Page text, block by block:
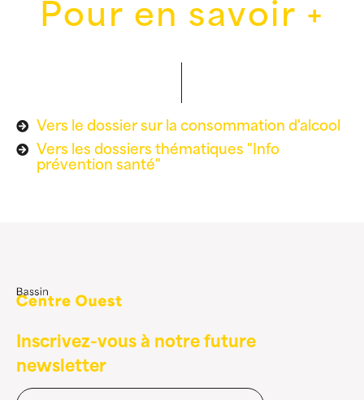
Pour en savoir +
Vers le dossier sur la consommation d'alcool
Vers les dossiers thématiques "Info
prévention santé"
Inscrivez-vous à notre future
newsletter